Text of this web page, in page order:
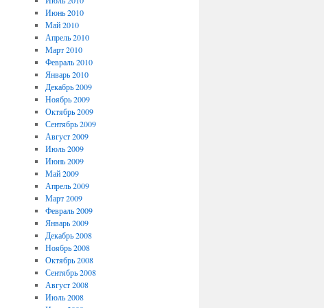
Июнь 2010
Май 2010
Апрель 2010
Март 2010
Февраль 2010
Январь 2010
Декабрь 2009
Ноябрь 2009
Октябрь 2009
Сентябрь 2009
Август 2009
Июль 2009
Июнь 2009
Май 2009
Апрель 2009
Март 2009
Февраль 2009
Январь 2009
Декабрь 2008
Ноябрь 2008
Октябрь 2008
Сентябрь 2008
Август 2008
Июль 2008